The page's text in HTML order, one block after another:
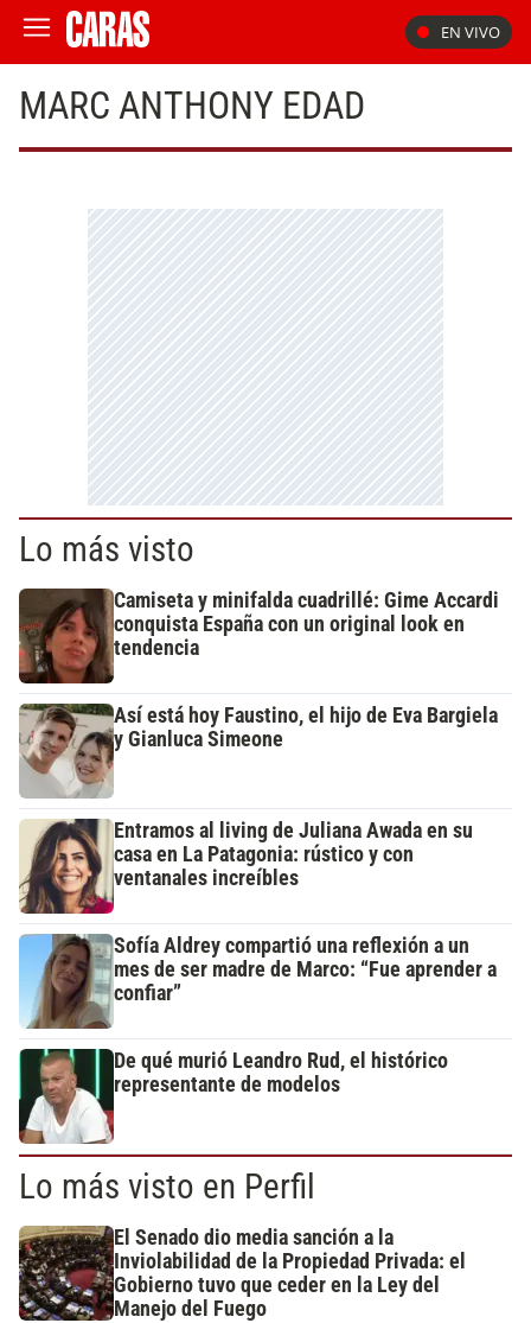
EN VIVO
MARC ANTHONY EDAD
Lo más visto
Camiseta y minifalda cuadrillé: Gime Accardi
conquista España con un original look en
tendencia
Así está hoy Faustino, el hijo de Eva Bargiela
y Gianluca Simeone
Entramos al living de Juliana Awada en su
casa en La Patagonia: rústico y con
ventanales increíbles
Sofía Aldrey compartió una reflexión a un
mes de ser madre de Marco: “Fue aprender a
confiar”
De qué murió Leandro Rud, el histórico
representante de modelos
Lo más visto en Perfil
El Senado dio media sanción a la
Inviolabilidad de la Propiedad Privada: el
Gobierno tuvo que ceder en la Ley del
Manejo del Fuego